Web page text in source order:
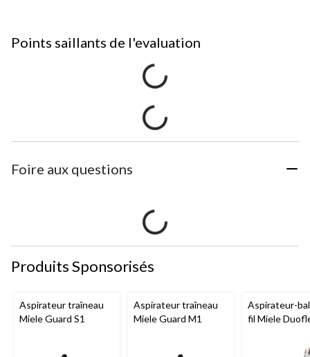
Points saillants de l'evaluation
Foire aux questions
Produits Sponsorisés
Aspirateur traîneau
Miele Guard S1
Aspirateur traîneau
Miele Guard M1
Aspirateur-
fil Miele